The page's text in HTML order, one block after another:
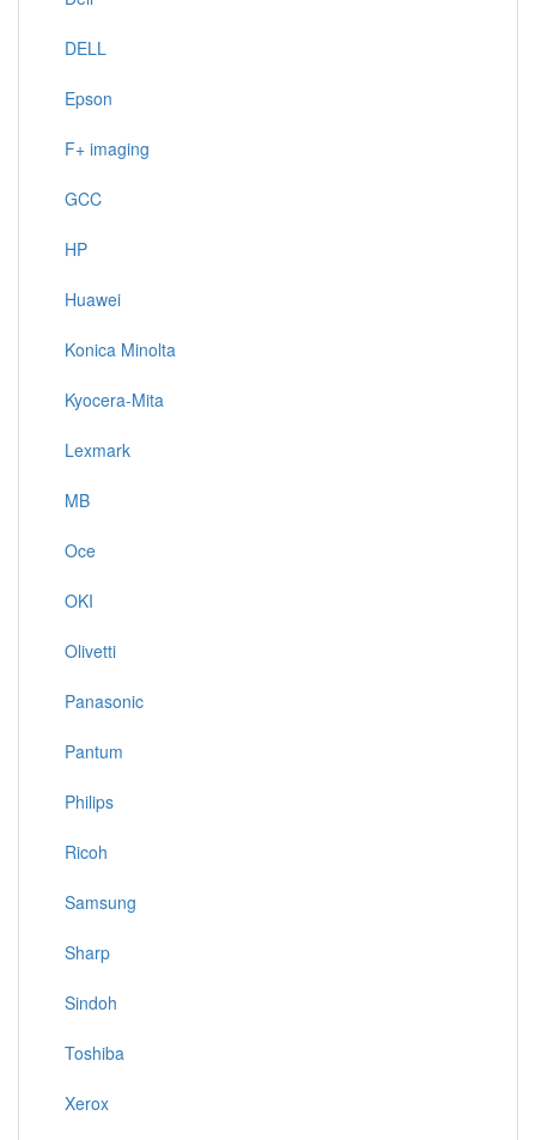
DELL
Epson
F+ imaging
GCC
HP
Huawei
Konica Minolta
Kyocera-Mita
Lexmark
MB
Oce
OKI
Olivetti
Panasonic
Pantum
Philips
Ricoh
Samsung
Sharp
Sindoh
Toshiba
Xerox